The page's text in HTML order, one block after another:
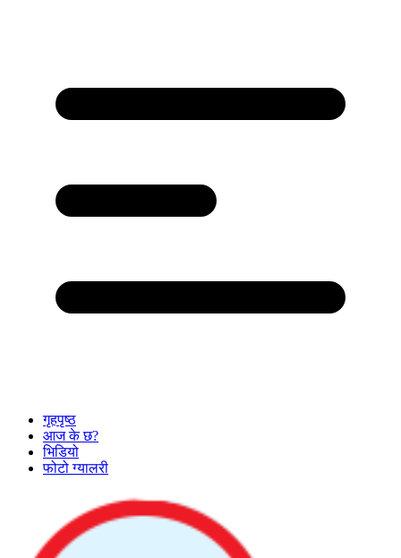
गृहपृष्ठ
आज के छ?
भिडियो
फोटो ग्यालरी